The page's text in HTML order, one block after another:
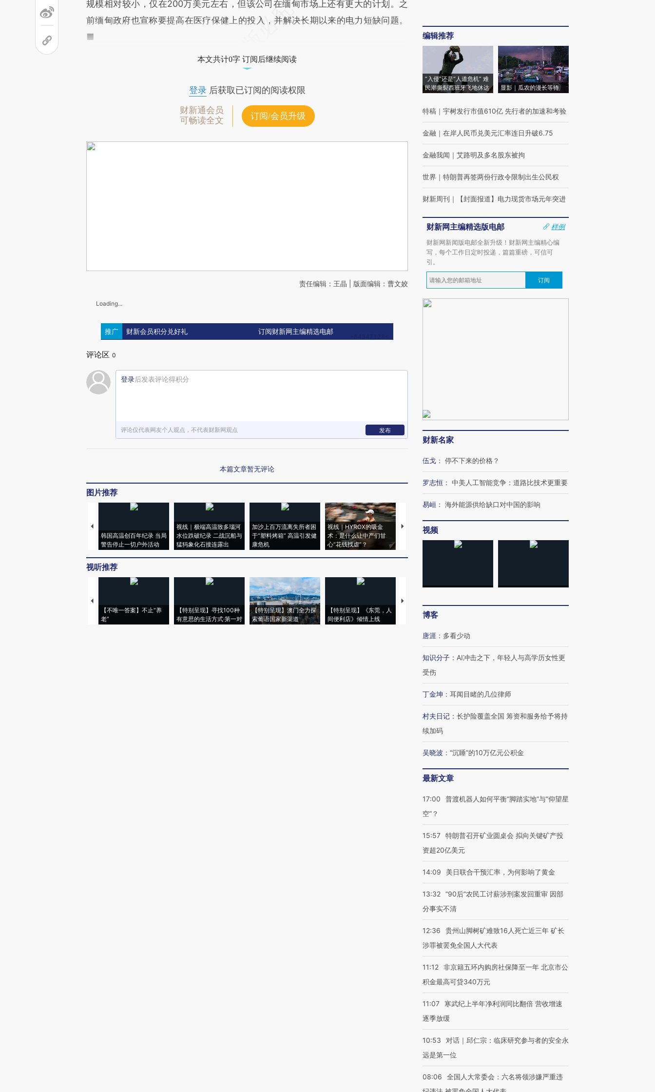
规模相对较小，仅在200万美元左右，但该公司在缅甸市场上还有更大的计划。之
前缅甸政府也宣称要提高在医疗保健上的投入，并解决长期以来的电力短缺问题。
■
本文共计0字 订阅后继续阅读
登录后获取已订阅的阅读权限
财新通会员
可畅读全文
订阅/会员升级
责任编辑：王晶 | 版面编辑：曹文姣
Loading...
推广 财新会员积分兑好礼 订阅财新网主编精选电邮
评论区 0
登录后发表评论得积分
评论仅代表网友个人观点，不代表财新网观点 发布
本篇文章暂无评论
图片推荐
韩国高温创百年纪录 当局
警告停止一切户外活动
视线｜极端高温致多瑙河
水位跌破纪录 二战沉船与
猛犸象化石接连露出
加沙上百万流离失所者困
于“塑料烤箱” 高温引发健
康危机
视线｜HYROX的吸金
术：是什么让中产们甘
心“花钱找虐”？
马航飞行员跨国走私7万
粒摇头丸 尿检体内含3种
视听推荐
【不唯一答案】不止“养
老”
【特别呈现】寻找100种
有意思的生活方式·第一对
【特别呈现】澳门全力探
索葡语国家新渠道
【特别呈现】《东莞，人
间便利店》倾情上线
【推广】走进第四届链博
会，让数智科技“链”接产
编辑推荐
“入侵”还是“人道危机” 难
民潮撕裂西班牙飞地休达
显影｜瓜农的漫长等待
特稿 ｜ 宇树发行市值610亿 先行者的加速和考验
金融 ｜ 在岸人民币兑美元汇率连日升破6.75
金融我闻 ｜ 艾路明及多名股东被拘
世界 ｜ 特朗普再签两份行政令限制出生公民权
财新周刊 ｜ 【封面报道】电力现货市场元年突进
财新网主编精选版电邮
样例
财新网新闻版电邮全新升级！财新网主编精心编
写，每个工作日定时投递，篇篇重磅，可信可
引。
订阅
财新名家
伍戈 ： 停不下来的价格？
罗志恒 ： 中美人工智能竞争：道路比技术更重要
易峘 ： 海外能源供给缺口对中国的影响
视频
博客
唐涯 ： 多看少动
知识分子 ： AI冲击之下，年轻人与高学历女性更
受伤
丁金坤 ： 耳闻目睹的几位律师
村夫日记 ： 长护险覆盖全国 筹资和服务给予将持
续加码
吴晓波 ： “沉睡”的10万亿元公积金
最新文章
17:00
普渡机器人如何平衡“脚踏实地”与“仰望星
空”？
15:57 特朗普召开矿业圆桌会 拟向关键矿产投
资超20亿美元
14:09 美日联合干预汇率，为何影响了黄金
13:32 “90后”农民工讨薪涉刑案发回重审 因部
分事实不清
12:36
贵州山脚树矿难致16人死亡近三年 矿长
涉罪被罢免全国人大代表
11:12 非京籍五环内购房社保降至一年 北京市公
积金最高可贷340万元
11:07
寒武纪上半年净利润同比翻倍 营收增速
逐季放缓
10:53
对话｜邱仁宗：临床研究参与者的安全永
远是第一位
08:06
全国人大常委会：六名将领涉嫌严重违